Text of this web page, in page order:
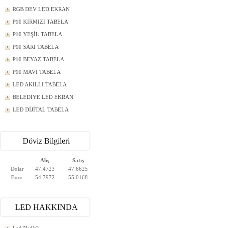
RGB DEV LED EKRAN
P10 KIRMIZI TABELA
P10 YEŞİL TABELA
P10 SARI TABELA
P10 BEYAZ TABELA
P10 MAVİ TABELA
LED AKILLI TABELA
BELEDİYE LED EKRAN
LED DİJİTAL TABELA
Döviz Bilgileri
Alış
Satış
Dolar
47.4723
47.6625
Euro
54.7972 55.0168
LED HAKKINDA